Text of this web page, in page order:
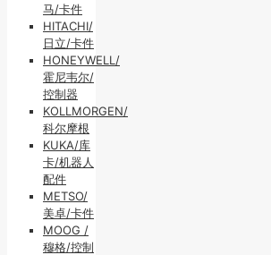
马/卡件
HITACHI/
日立/卡件
HONEYWELL/
霍尼韦尔/
控制器
KOLLMORGEN/
科尔摩根
KUKA/库
卡/机器人
配件
METSO/
美卓/卡件
MOOG /
穆格/控制